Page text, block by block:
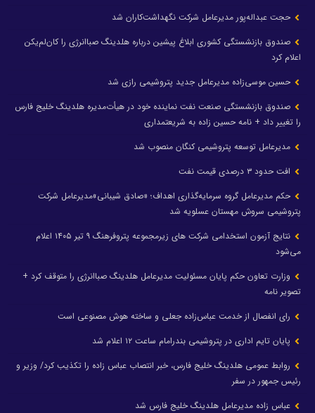
حجت عبداله‌پور مدیرعامل شرکت نگهداشت‌کاران شد
صندوق بازنشستگی کشوری ابلاغ پیشین درباره هلدینگ صباانرژی را کان‌لم‌یکن
اعلام کرد
حسین موسی‌زاده مدیرعامل جدید پتروشیمی رازی شد
صندوق بازنشستگی صنعت نفت نماینده خود در هیأت‌مدیره هلدینگ خلیج فارس
را تغییر داد + نامه حسین زاده به شریعتمداری
مدیرعامل توسعه پتروشیمی کنگان منصوب شد
افت حدود ۳ درصدی قیمت نفت
حکم مدیرعامل گروه سرمایه‌گذاری اهداف؛ «صادق شیبانی»مدیرعامل شرکت
پتروشیمی سروش مهستان عسلویه شد
نتایج آزمون استخدامی شرکت های زیرمجموعه پتروفرهنگ ۹ تیر ۱۴۰۵ اعلام
می‌شود
وزارت تعاون حکم پایان مسئولیت مدیرعامل هلدینگ صباانرژی را متوقف کرد +
تصویر نامه
رای انفصال از خدمت عباس‌زاده جعلی و ساخته هوش مصنوعی است
پایان تایم اداری در پتروشیمی بندرامام ساعت ۱۲ اعلام شد
روابط عمومی هلدینگ خلیج فارس، خبر انتصاب عباس زاده را تکذیب کرد/ وزیر و
رئیس جمهور در سفر
عباس زاده مدیرعامل هلدینگ خلیج فارس شد